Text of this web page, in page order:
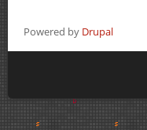
Powered by Drupal